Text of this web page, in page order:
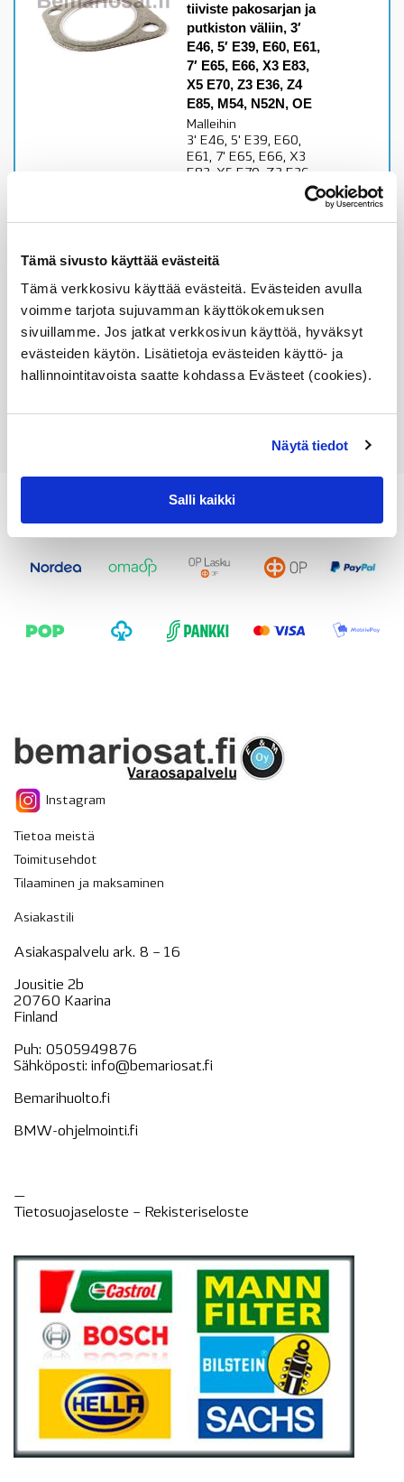
Tämä sivusto käyttää evästeitä
Tämä verkkosivu käyttää evästeitä. Evästeiden avulla
voimme tarjota sujuvamman käyttökokemuksen
sivuillamme. Jos jatkat verkkosivun käyttöä, hyväksyt
evästeiden käytön. Lisätietoja evästeiden käyttö- ja
hallinnointitavoista saatte kohdassa Evästeet (cookies).
Näytä tiedot
Salli kaikki
tiiviste pakosarjan ja
putkiston väliin, 3′
E46, 5′ E39, E60, E61,
7′ E65, E66, X3 E83,
X5 E70, Z3 E36, Z4
E85, M54, N52N, OE
Malleihin
3' E46, 5' E39, E60,
E61, 7' E65, E66, X3
E83, X5 E70, Z3 E36,
sopivuus lisätiedoista
Alkuperäinen BMW osa
Varastossa,
30,86
Lisää ostoskoriin
Instagram
Tietoa meistä
Toimitusehdot
Tilaaminen ja maksaminen
Asiakastili
Asiakaspalvelu ark. 8 – 16
Jousitie 2b
20760 Kaarina
Finland
Puh: 0505949876
Sähköposti: info@bemariosat.fi
Bemarihuolto.fi
BMW-ohjelmointi.fi
—
Tietosuojaseloste – Rekisteriseloste